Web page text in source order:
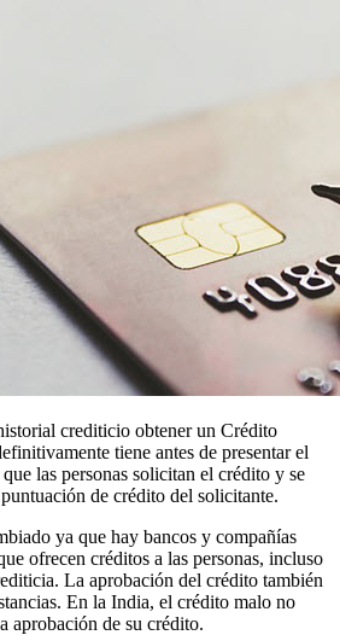
crediticio obtener un Crédito
tiene antes de presentar el
las personas solicitan el crédito y se
de crédito del solicitante.
ya que hay bancos y compañías
ofrecen créditos a las personas, incluso
La aprobación del crédito también
En la India, el crédito malo no
aprobación de su crédito.